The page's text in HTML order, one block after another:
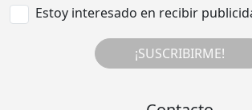
Estoy interesado en recibir
¡SUSCRIBIRME!